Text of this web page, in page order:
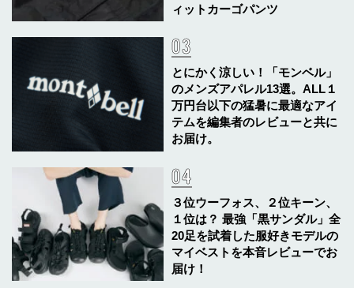
ィットカーゴパンツ
とにかく涼しい！「モンベル」
のメンズアパレル13選。ALL１
万円台以下の猛暑に最適なアイ
テムを編集者のレビューと共に
お届け。
３位ウーフォス、２位キーン、
１位は？ 最強「黒サンダル」全
20足を試着した服好きモデルの
マイベストを本音レビューでお
届け！